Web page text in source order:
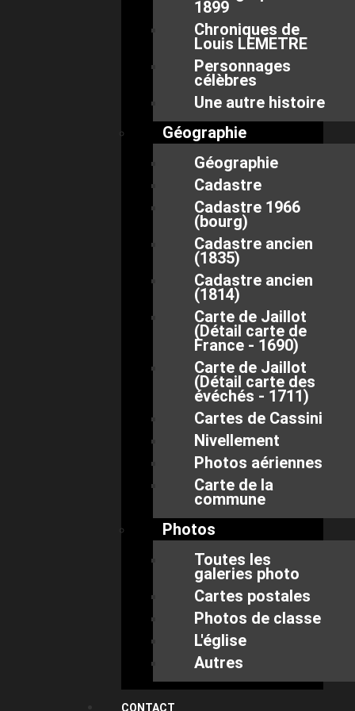
1899
Chroniques de
Louis LEMETRE
Personnages
célèbres
Une autre histoire
Géographie
Géographie
Cadastre
Cadastre 1966
(bourg)
Cadastre ancien
(1835)
Cadastre ancien
(1814)
Carte de Jaillot
(Détail carte de
France - 1690)
Carte de Jaillot
(Détail carte des
évéchés - 1711)
Cartes de Cassini
Nivellement
Photos aériennes
Carte de la
commune
Photos
Toutes les
galeries photo
Cartes postales
Photos de classe
L'église
Autres
CONTACT